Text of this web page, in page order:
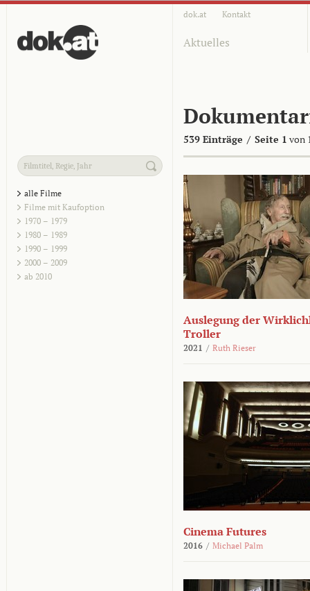
dok.at Kontakt
Aktuelles
539 Einträge / Seite 1 von
alle Filme
Filme mit Kaufoption
1970 – 1979
1980 – 1989
1990 – 1999
2000 – 2009
ab 2010
Auslegung der
Troller
2021 / Ruth Rieser
Cinema Futures
2016 / Michael Palm